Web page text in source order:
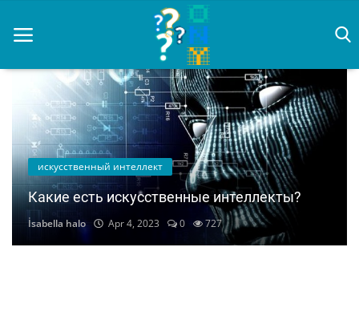
Home
Contact
искусственный интеллект
искусственный интеллект
Какие есть искусственные интеллекты?
İsabella halo Apr 4, 2023 0 727